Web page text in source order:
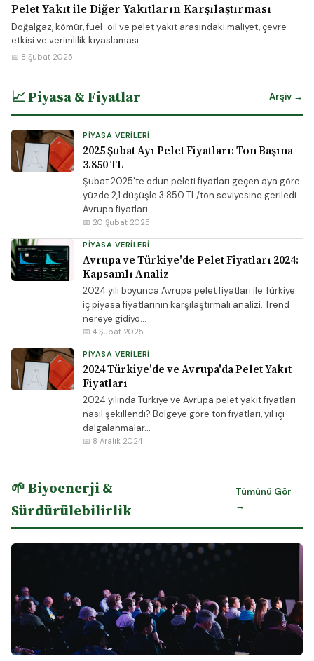
Pelet Yakıt ile Diğer Yakıtların Karşılaştırması
Doğalgaz, kömür, fuel-oil ve pelet yakıt arasındaki maliyet, çevre
etkisi ve verimlilik kıyaslaması....
📅 8 Şubat 2025
📈 Piyasa & Fiyatlar Arşiv →
PIYASA VERILERI
2025 Şubat Ayı Pelet Fiyatları: Ton Başına
3.850 TL
Şubat 2025'te odun peleti fiyatları geçen aya göre
yüzde 2,1 düşüşle 3.850 TL/ton seviyesine geriledi.
Avrupa fiyatları ...
📅 20 Şubat 2025
PIYASA VERILERI
Avrupa ve Türkiye'de Pelet Fiyatları 2024:
Kapsamlı Analiz
2024 yılı boyunca Avrupa pelet fiyatları ile Türkiye
iç piyasa fiyatlarının karşılaştırmalı analizi. Trend
nereye gidiyo...
📅 4 Şubat 2025
PIYASA VERILERI
2024 Türkiye'de ve Avrupa'da Pelet Yakıt
Fiyatları
2024 yılında Türkiye ve Avrupa pelet yakıt fiyatları
nasıl şekillendi? Bölgeye göre ton fiyatları, yıl içi
dalgalanmalar...
📅 8 Aralık 2024
🌱 Biyoenerji &
Sürdürülebilirlik
Tümünü Gör
→